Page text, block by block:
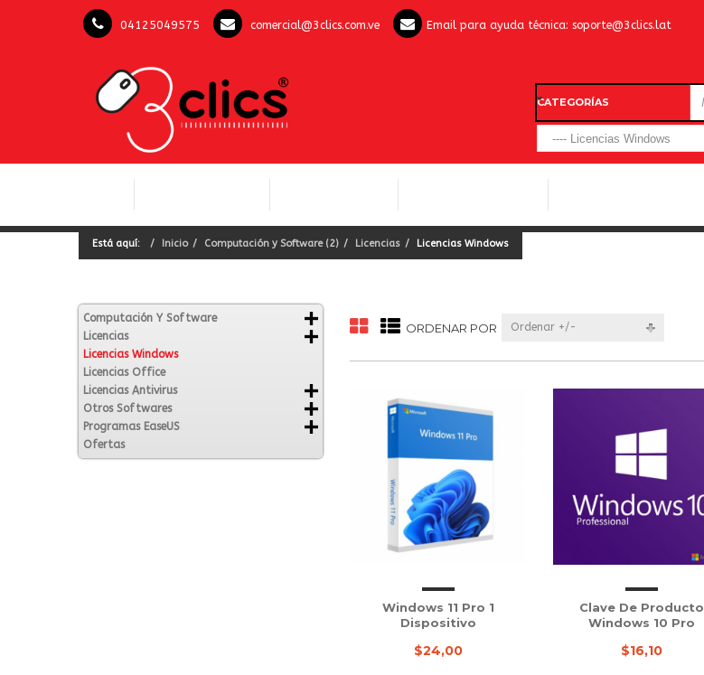
04125049575 comercial@3clics.com.ve Email para ayuda técnica: soporte@3clics.lat
CATEGORÍAS
Está aquí: Inicio Computación y Software (2) Licencias Licencias Windows
Computación Y Software
Licencias
Licencias Windows
Licencias Office
Licencias Antivirus
Otros Softwares
Programas EaseUS
Ofertas
ORDENAR POR Ordenar +/-
Windows 11 Pro 1
Dispositivo
$24,00
Clave De Producto
Windows 10 Pro
$16,10